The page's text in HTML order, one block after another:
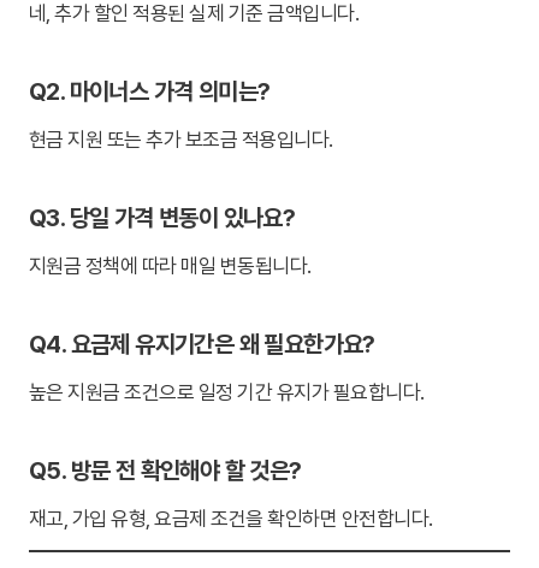
네, 추가 할인 적용된 실제 기준 금액입니다.
Q2. 마이너스 가격 의미는?
현금 지원 또는 추가 보조금 적용입니다.
Q3. 당일 가격 변동이 있나요?
지원금 정책에 따라 매일 변동됩니다.
Q4. 요금제 유지기간은 왜 필요한가요?
높은 지원금 조건으로 일정 기간 유지가 필요합니다.
Q5. 방문 전 확인해야 할 것은?
재고, 가입 유형, 요금제 조건을 확인하면 안전합니다.